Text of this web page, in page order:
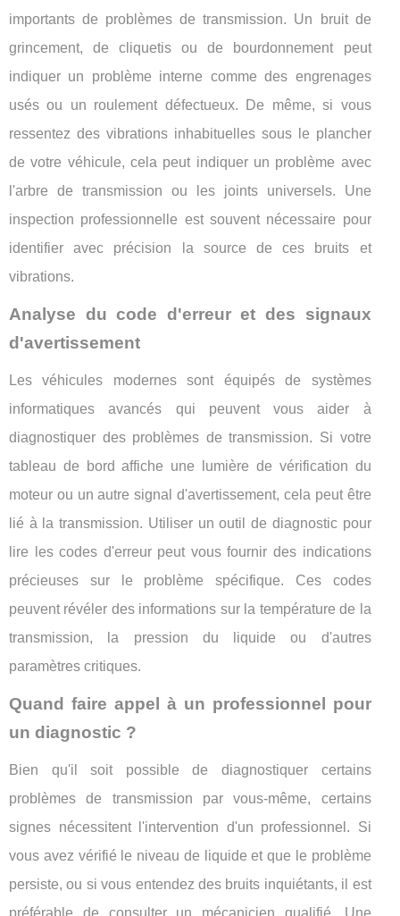
importants de problèmes de transmission. Un bruit de
grincement, de cliquetis ou de bourdonnement peut
indiquer un problème interne comme des engrenages
usés ou un roulement défectueux. De même, si vous
ressentez des vibrations inhabituelles sous le plancher
de votre véhicule, cela peut indiquer un problème avec
l'arbre de transmission ou les joints universels. Une
inspection professionnelle est souvent nécessaire pour
identifier avec précision la source de ces bruits et
vibrations.
Analyse du code d'erreur et des signaux
d'avertissement
Les véhicules modernes sont équipés de systèmes
informatiques avancés qui peuvent vous aider à
diagnostiquer des problèmes de transmission. Si votre
tableau de bord affiche une lumière de vérification du
moteur ou un autre signal d'avertissement, cela peut être
lié à la transmission. Utiliser un outil de diagnostic pour
lire les codes d'erreur peut vous fournir des indications
précieuses sur le problème spécifique. Ces codes
peuvent révéler des informations sur la température de la
transmission, la pression du liquide ou d'autres
paramètres critiques.
Quand faire appel à un professionnel pour
un diagnostic ?
Bien qu'il soit possible de diagnostiquer certains
problèmes de transmission par vous-même, certains
signes nécessitent l'intervention d'un professionnel. Si
vous avez vérifié le niveau de liquide et que le problème
persiste, ou si vous entendez des bruits inquiétants, il est